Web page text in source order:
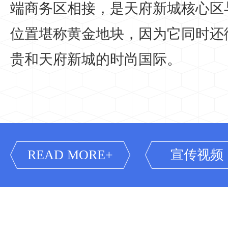
端商务区相接，是天府新城核心
位置堪称黄金地块，因为它同时
贵和天府新城的时尚国际。
READ MORE+ 宣传视频